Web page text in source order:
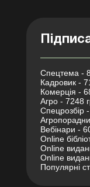
Спецтема -
Кадровик -
Комерція -
Агро - 7248
Спецрозбір
Вебінари -
Online
Online
Online
Популярні